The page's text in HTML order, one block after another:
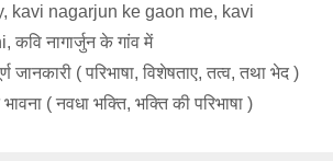
, kavi nagarjun ke gaon me, kavi
, कवि नागार्जुन के गांव में
जानकारी ( परिभाषा, विशेषताए, तत्व, तथा भेद )
( नवधा भक्ति, भक्ति की परिभाषा )